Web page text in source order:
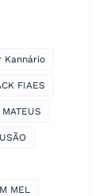
Kannário
FIAES
MEL